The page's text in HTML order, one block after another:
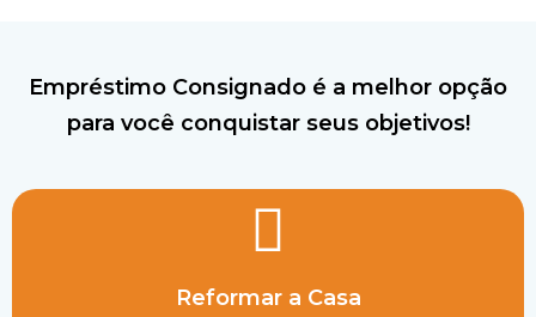
Empréstimo Consignado é a melhor opção
para você conquistar seus objetivos!
Reformar a Casa